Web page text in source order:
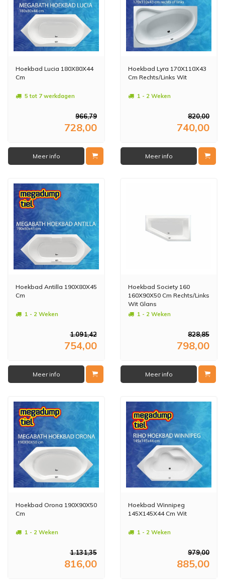
Hoekbad Lucia 180X80X44
Cm
5 tot 7 werkdagen
966,79
728,00
Meer info
Hoekbad Lyra 170X110X43
Cm Rechts/Links Wit
1 - 2 Weken
820,00
740,00
Meer info
Hoekbad Antilla 190X80X45
Cm
1 - 2 Weken
1.091,42
754,00
Meer info
Hoekbad Society 160
160X90X50 Cm Rechts/Links
Wit Glans
1 - 2 Weken
828,85
798,00
Meer info
Hoekbad Orona 190X90X50
Cm
1 - 2 Weken
1.131,35
816,00
Hoekbad Winnipeg
145X145X44 Cm Wit
1 - 2 Weken
979,00
885,00